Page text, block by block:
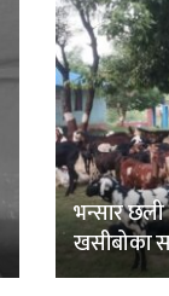
भन्सार
खसीबोका